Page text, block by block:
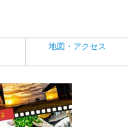
地図・アクセス